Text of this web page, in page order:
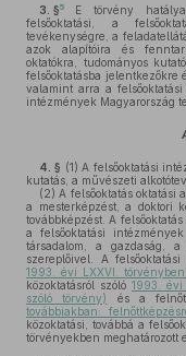
3. §5
E törvény
felsőoktatási, a
tevékenységre, a
azok alapítóira és
oktatókra, tudományos
felsőoktatásba jelentkezőkre
valamint arra a
intézmények Magyarország
4. § (1) A felsőoktatási
kutatás, a művészeti
(2) A felsőoktatás oktatási
a mesterképzést, a doktori
továbbképzést. A
a felsőoktatási
társadalom, a gazdaság,
szereplőivel. A
1993. évi LXXVI.
közoktatásról szóló 1993. évi
szóló törvény)
és a
továbbiakban:
közoktatási, továbbá a
törvényekben meghatározott